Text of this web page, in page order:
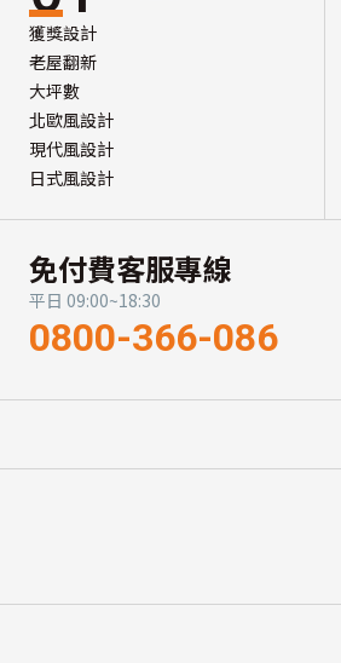
獲獎設計
老屋翻新
大坪數
北歐風設計
現代風設計
日式風設計
免付費客服專線
平日 09:00~18:30
0800-366-086